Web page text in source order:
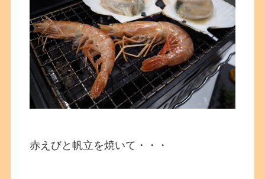
赤えびと帆立を焼いて・・・